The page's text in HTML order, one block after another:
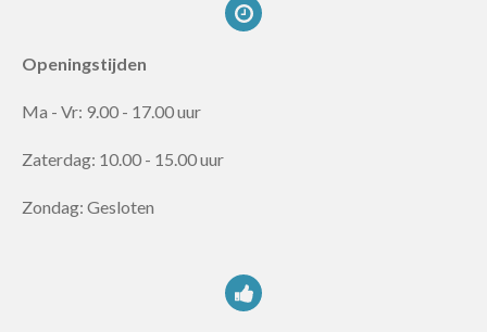
Openingstijden
Ma - Vr: 9.00 - 17.00 uur
Zaterdag: 10.00 - 15.00 uur
Zondag: Gesloten